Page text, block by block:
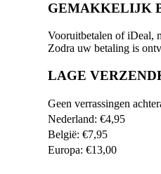
GEMAKKELIJK
Vooruitbetalen of iDeal,
Zodra uw betaling is
LAGE
Geen verrassingen
Nederland: €4,95
België: €7,95
Europa: €13,00